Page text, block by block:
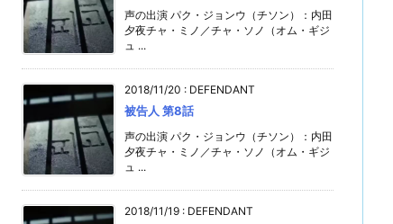
声の出演 パク・ジョンウ（チソン）：内田
夕夜チャ・ミノ／チャ・ソノ（オム・ギジ
ュ ...
2018/11/20 : DEFENDANT
被告人 第8話
声の出演 パク・ジョンウ（チソン）：内田
夕夜チャ・ミノ／チャ・ソノ（オム・ギジ
ュ ...
2018/11/19 : DEFENDANT